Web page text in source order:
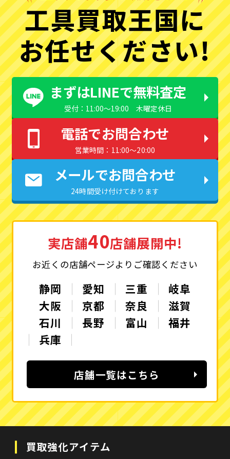
工具買取王国に
お任せください!
まずはLINEで無料査定
受付：11:00〜19:00 木曜定休日
電話でお問合わせ
営業時間：11:00〜20:00
メールでお問合わせ
24時間受け付けております
実店舗40店舗展開中!
お近くの店舗ページよりご確認ください
静岡 愛知 三重
岐阜
大阪
京都 奈良
滋賀
石川
長野 富山
福井
兵庫
店舗一覧はこちら
買取強化アイテム